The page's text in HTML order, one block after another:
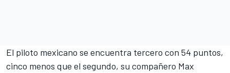
El piloto mexicano se encuentra tercero con 54 puntos,
cinco menos que el segundo, su compañero Max